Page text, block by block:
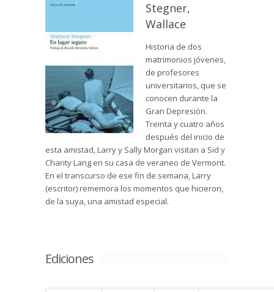
Stegner,
Wallace
Historia de dos
matrimonios jóvenes,
de profesores
universitarios, que se
conocen durante la
Gran Depresión.
Treinta y cuatro años
después del inicio de
esta amistad, Larry y Sally Morgan visitan a Sid y
Charity Lang en su casa de veraneo de Vermont.
En el transcurso de ese fin de semana, Larry
(escritor) rememora los momentos que hicieron,
de la suya, una amistad especial.
Ediciones